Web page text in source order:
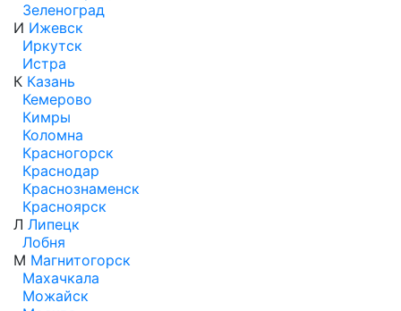
Зеленоград
И Ижевск
Иркутск
Истра
К Казань
Кемерово
Кимры
Коломна
Красногорск
Краснодар
Краснознаменск
Красноярск
Л Липецк
Лобня
М Магнитогорск
Махачкала
Можайск